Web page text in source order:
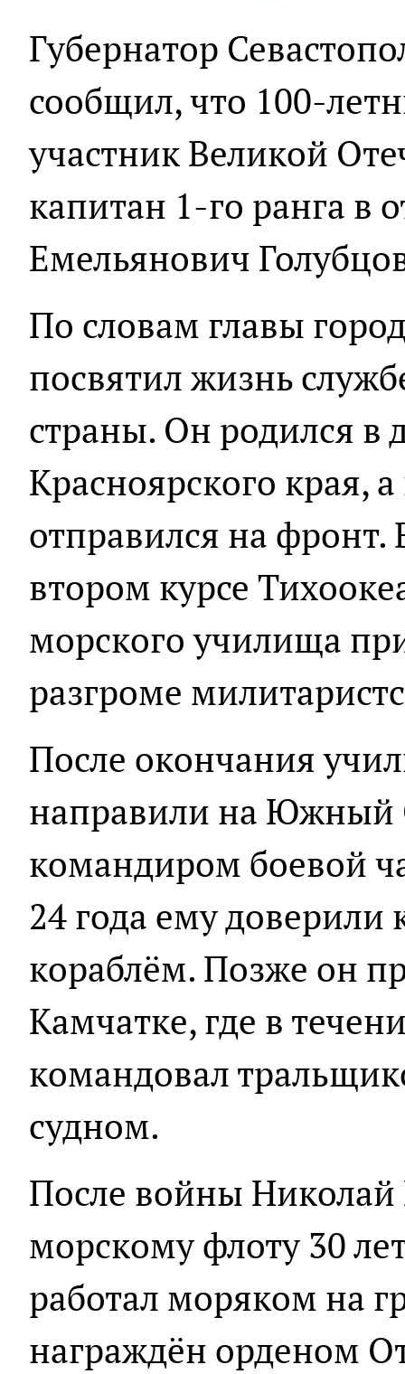
Губернатор
сообщил, что 100-
участник Великой
капитан 1-го ранга в
Емельянович
По словам главы
посвятил жизнь
страны. Он родился в
Красноярского края,
отправился на
втором курсе
морского училища
разгроме
После окончания
направили на Южный
командиром боевой
24 года ему
кораблём. Позже он
Камчатке, где в
командовал
судном.
После войны Николай
морскому флоту 30
работал моряком на
награждён орденом